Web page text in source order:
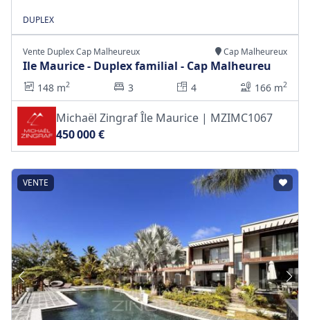
DUPLEX
Vente Duplex Cap Malheureux Cap Malheureux
Ile Maurice - Duplex familial - Cap Malheureu
148 m2 3 4 166 m2
Michaël Zingraf Île Maurice | MZIMC1067
450 000 €
VENTE